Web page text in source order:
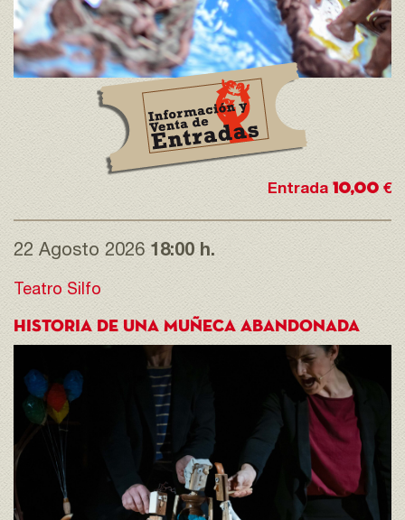
Entrada 10,00 €
22 Agosto 2026 18:00 h.
Teatro Silfo
HISTORIA DE UNA MUÑECA ABANDONADA